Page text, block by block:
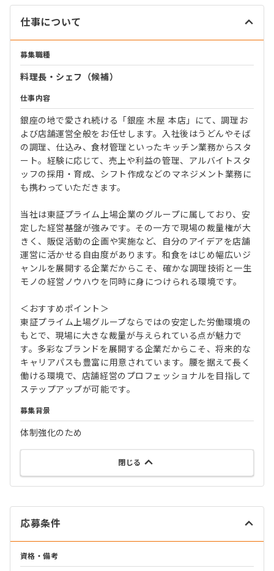
仕事について
募集職種
料理長・シェフ（候補）
仕事内容
銀座の地で愛され続ける「銀座 木屋 本店」にて、調理お
よび店舗運営全般をお任せします。入社後はうどんやそば
の調理、仕込み、食材管理といったキッチン業務からスタ
ート。経験に応じて、売上や利益の管理、アルバイトスタ
ッフの採用・育成、シフト作成などのマネジメント業務に
も携わっていただきます。
当社は東証プライム上場企業のグループに属しており、安
定した経営基盤が強みです。その一方で現場の裁量権が大
きく、販促活動の企画や実施など、自分のアイデアを店舗
運営に活かせる自由度があります。和食をはじめ幅広いジ
ャンルを展開する企業だからこそ、確かな調理技術と一生
モノの経営ノウハウを同時に身につけられる環境です。
＜おすすめポイント＞
東証プライム上場グループならではの安定した労働環境の
もとで、現場に大きな裁量が与えられている点が魅力で
す。多彩なブランドを展開する企業だからこそ、将来的な
キャリアパスも豊富に用意されています。腰を据えて長く
働ける環境で、店舗経営のプロフェッショナルを目指して
ステップアップが可能です。
募集背景
体制強化のため
閉じる
応募条件
資格・備考